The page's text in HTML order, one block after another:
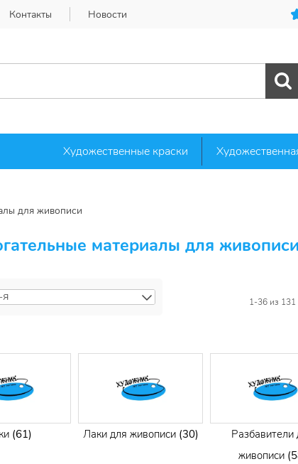
Контакты Новости
Художественные краски
для живописи
материалы для живописи
Я
Я 1-36из 131
(61) Лаки для живописи (30)
Разбавители
живописи